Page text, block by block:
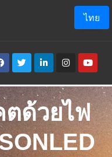
ตด้วยไฟ
ไทย